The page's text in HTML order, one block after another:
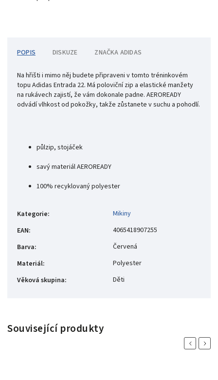
POPIS DISKUZE ZNAČKA ADIDAS
Na hřišti i mimo něj budete připraveni v tomto tréninkovém
topu Adidas Entrada 22. Má poloviční zip a elastické manžety
na rukávech zajistí, že vám dokonale padne. AEROREADY
odvádí vlhkost od pokožky, takže zůstanete v suchu a pohodlí.
půlzip, stojáček
savý materiál AEROREADY
100% recyklovaný polyester
Kategorie:
Mikiny
EAN:
4065418907255
Barva:
Červená
Materiál:
Polyester
Věková skupina: Děti
Související produkty
PreviousNext